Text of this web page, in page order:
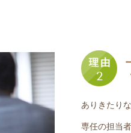
ありきたり
専任の担当